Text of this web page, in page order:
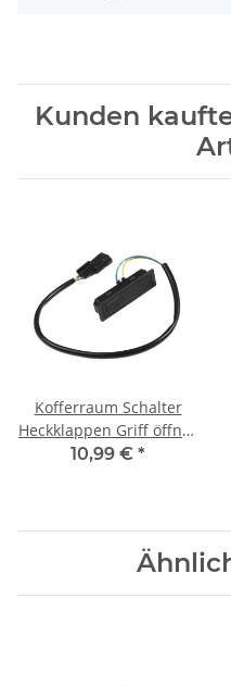
Kunden
Kofferraum Schalter
Heckklappen Griff öffner
für Nissan Qashqai II J11
10,99 € *